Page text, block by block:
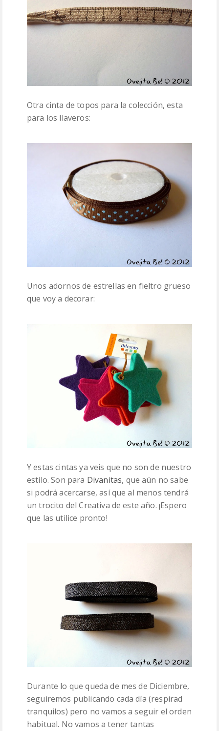
Otra cinta de topos para la colección, esta
para los llaveros:
Unos adornos de estrellas en fieltro grueso
que voy a decorar:
Y estas cintas ya veis que no son de nuestro
estilo. Son para Divanitas, que aún no sabe
si podrá acercarse, así que al menos tendrá
un trocito del Creativa de este año. ¡Espero
que las utilice pronto!
Durante lo que queda de mes de Diciembre,
seguiremos publicando cada día (respirad
tranquilos) pero no vamos a seguir el orden
habitual. No vamos a tener tantas